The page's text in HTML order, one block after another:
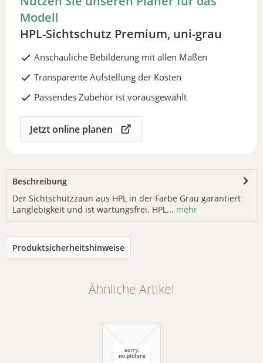
Modell
HPL-Sichtschutz Premium, uni-grau
Anschauliche Bebilderung mit allen Maßen
Transparente Aufstellung der Kosten
Passendes Zubehör ist vorausgewählt
Jetzt online planen
Beschreibung
Der Sichtschutzzaun aus HPL in der Farbe Grau garantiert
Langlebigkeit und ist wartungsfrei. HPL... mehr
Produktsicherheitshinweise
Ähnliche Artikel